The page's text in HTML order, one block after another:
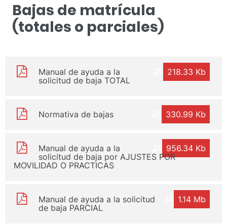
Bajas de matrícula
(totales o parciales)
218.33 Kb
Manual de ayuda a la
solicitud de baja TOTAL
330.99 Kb
Normativa de bajas
956.34 Kb
Manual de ayuda a la
solicitud de baja por AJUSTES POR
MOVILIDAD O PRACTICAS
1.14 Mb
Manual de ayuda a la solicitud
de baja PARCIAL